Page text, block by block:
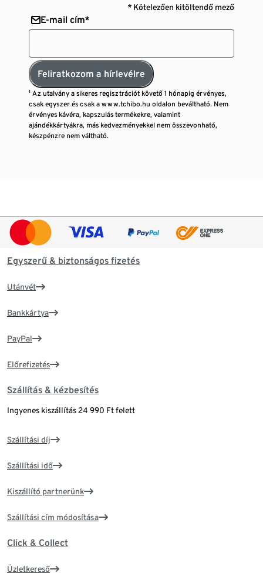
* Kötelezően kitöltendő mező
E-mail cím*
Feliratkozom a hírlevélre
¹ Az utalvány a sikeres regisztrációt követő 1 hónapig érvényes,
csak egyszer és csak a www.tchibo.hu oldalon beváltható. Nem
érvényes kávéra, kapszulás termékekre, valamint
ajándékkártyákra, más kedvezményekkel nem összevonható,
készpénzre nem váltható.
Egyszerű & biztonságos fizetés
Utánvét
Bankkártya
PayPal
Előrefizetés
Szállítás & kézbesítés
Ingyenes kiszállítás 24 990 Ft felett
Szállítási díj
Szállítási idő
Kiszállító partnerünk
Szállítási cím módosítása
Click & Collect
Üzletkereső